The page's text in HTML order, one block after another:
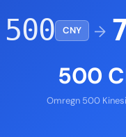
500 CNY →
500
Omregn 500